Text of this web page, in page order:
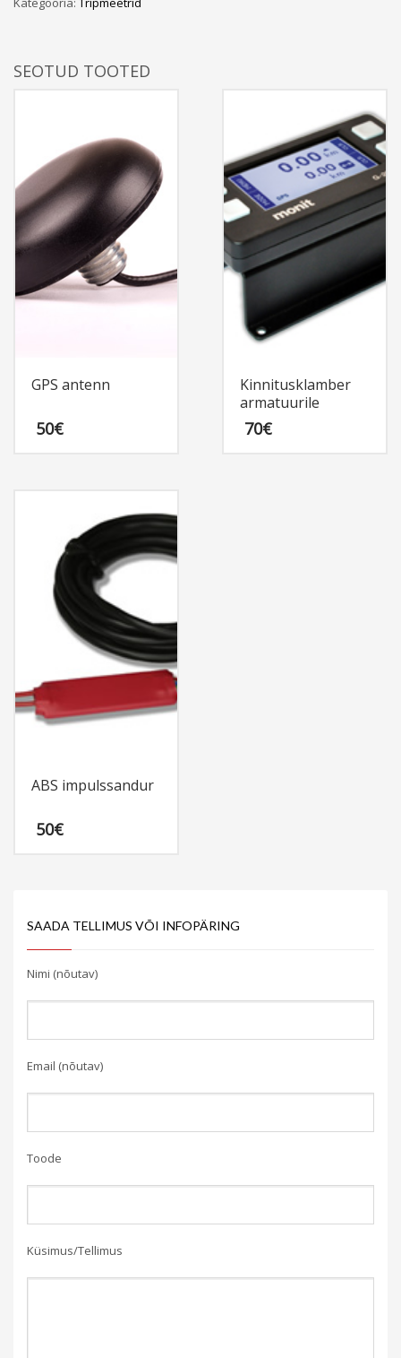
SEOTUD TOOTED
GPS antenn
50€
Kinnitusklamber
armatuurile
70€
ABS impulssandur
50€
SAADA TELLIMUS VÕI INFOPÄRING
Nimi (nõutav)
Email (nõutav)
Toode
Küsimus/Tellimus